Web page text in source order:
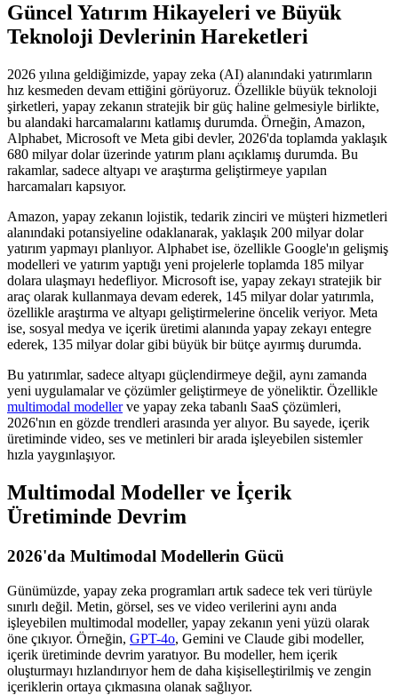
Güncel Yatırım Hikayeleri ve Büyük
Teknoloji Devlerinin Hareketleri
2026 yılına geldiğimizde, yapay zeka (AI) alanındaki yatırımların
hız kesmeden devam ettiğini görüyoruz. Özellikle büyük teknoloji
şirketleri, yapay zekanın stratejik bir güç haline gelmesiyle birlikte,
bu alandaki harcamalarını katlamış durumda. Örneğin, Amazon,
Alphabet, Microsoft ve Meta gibi devler, 2026'da toplamda yaklaşık
680 milyar dolar üzerinde yatırım planı açıklamış durumda. Bu
rakamlar, sadece altyapı ve araştırma geliştirmeye yapılan
harcamaları kapsıyor.
Amazon, yapay zekanın lojistik, tedarik zinciri ve müşteri hizmetleri
alanındaki potansiyeline odaklanarak, yaklaşık 200 milyar dolar
yatırım yapmayı planlıyor. Alphabet ise, özellikle Google'ın gelişmiş
modelleri ve yatırım yaptığı yeni projelerle toplamda 185 milyar
dolara ulaşmayı hedefliyor. Microsoft ise, yapay zekayı stratejik bir
araç olarak kullanmaya devam ederek, 145 milyar dolar yatırımla,
özellikle araştırma ve altyapı geliştirmelerine öncelik veriyor. Meta
ise, sosyal medya ve içerik üretimi alanında yapay zekayı entegre
ederek, 135 milyar dolar gibi büyük bir bütçe ayırmış durumda.
Bu yatırımlar, sadece altyapı güçlendirmeye değil, aynı zamanda
yeni uygulamalar ve çözümler geliştirmeye de yöneliktir. Özellikle
multimodal modellerve yapay zeka tabanlı SaaS çözümleri,
2026'nın en gözde trendleri arasında yer alıyor. Bu sayede, içerik
üretiminde video, ses ve metinleri bir arada işleyebilen sistemler
hızla yaygınlaşıyor.
Multimodal Modeller ve İçerik
Üretiminde Devrim
2026'da Multimodal Modellerin Gücü
Günümüzde, yapay zeka programları artık sadece tek veri türüyle
sınırlı değil. Metin, görsel, ses ve video verilerini aynı anda
işleyebilen multimodal modeller, yapay zekanın yeni yüzü olarak
öne çıkıyor. Örneğin, GPT-4o, Gemini ve Claude gibi modeller,
içerik üretiminde devrim yaratıyor. Bu modeller, hem içerik
oluşturmayı hızlandırıyor hem de daha kişiselleştirilmiş ve zengin
içeriklerin ortaya çıkmasına olanak sağlıyor.